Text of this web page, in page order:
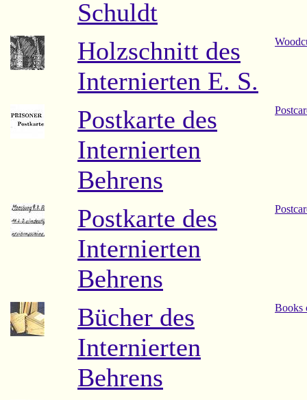
Schuldt
Holzschnitt des
Internierten E. S.
Postkarte des
Internierten
Behrens
Postkarte des
Internierten
Behrens
Bücher des
Internierten
Behrens
Books